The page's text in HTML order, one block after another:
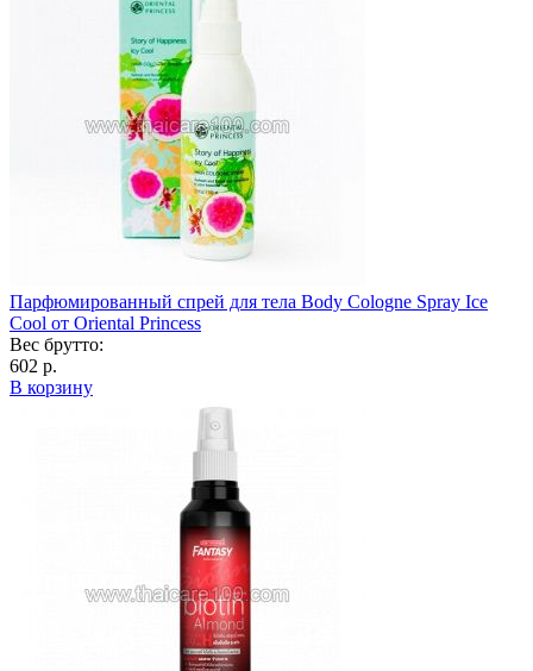
Парфюмированный спрей для тела Body Cologne Spray Ice
Cool от Oriental Princess
Вес брутто:
602 р.
В корзину